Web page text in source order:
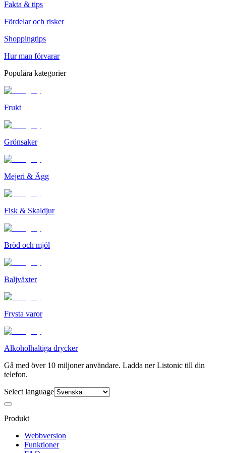
Fakta & tips
Fördelar och risker
Shoppingtips
Hur man förvarar
Populära kategorier
Frukt
Grönsaker
Mejeri & Ägg
Fisk & Skaldjur
Bröd och mjöl
Baljväxter
Frysta varor
Alkoholhaltiga drycker
Gå med över 10 miljoner användare. Ladda ner Listonic till din
telefon.
Select language
Produkt
Webbversion
Funktioner